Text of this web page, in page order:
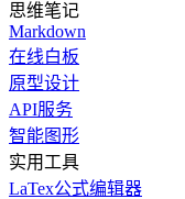
思维笔记
Markdown
在线白板
原型设计
API服务
智能图形
实用工具
LaTex公式编辑器